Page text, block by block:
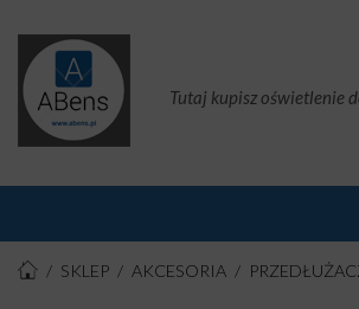
Tutaj kupisz oświetlenie
SKLEP AKCESORIA